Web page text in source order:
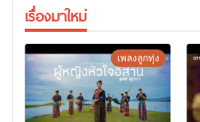
เรื่องมาใหม่
เพลงลูกทุ่ง